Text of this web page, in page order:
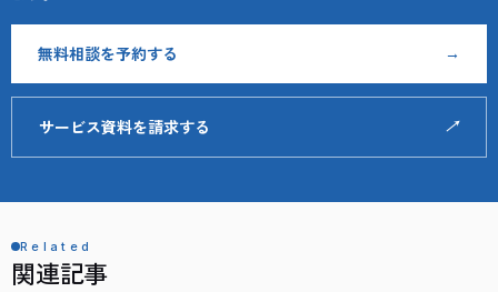
無料相談を予約する →
サービス資料を請求する ↗
Related
関連記事